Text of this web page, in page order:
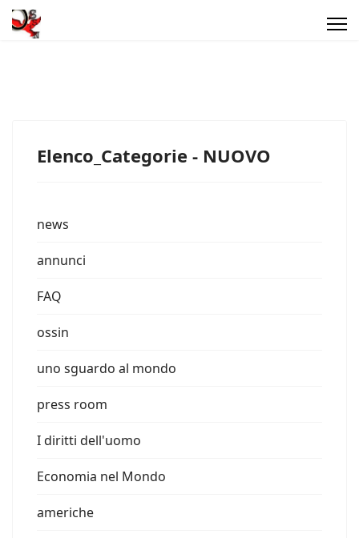
Elenco_Categorie - NUOVO
news
annunci
FAQ
ossin
uno sguardo al mondo
press room
I diritti dell'uomo
Economia nel Mondo
americhe